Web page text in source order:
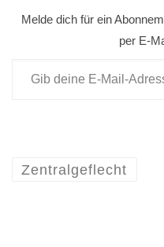
Melde dich für ein
per E-
Gib deine E-Mail-
Zentralgeflecht